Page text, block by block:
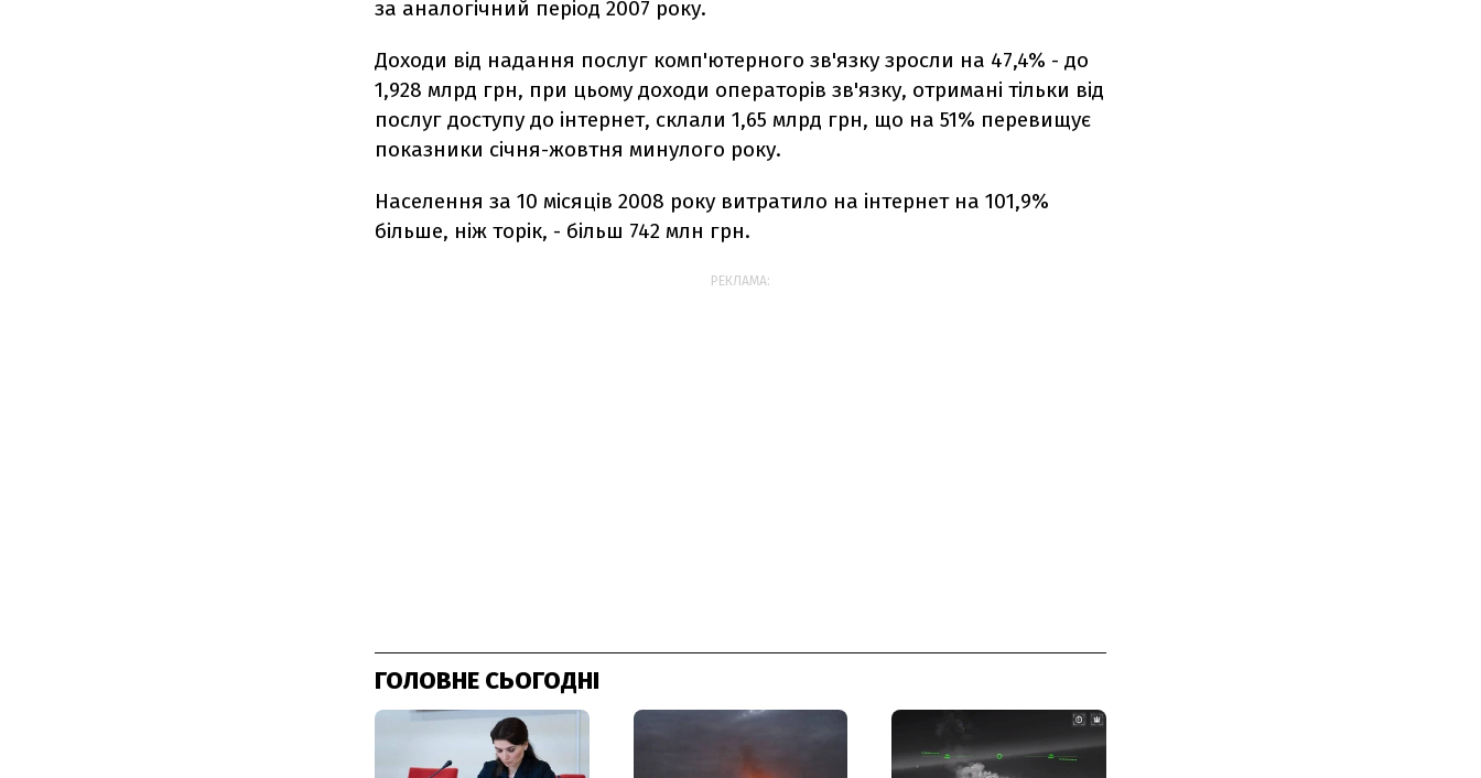
за аналогічний період 2007 року.
Доходи від надання послуг комп'ютерного зв'язку зросли на 47,4% - до
1,928 млрд грн, при цьому доходи операторів зв'язку, отримані тільки від
послуг доступу до інтернет, склали 1,65 млрд грн, що на 51% перевищує
показники січня-жовтня минулого року.
Населення за 10 місяців 2008 року витратило на інтернет на 101,9%
більше, ніж торік, - більш 742 млн грн.
РЕКЛАМА:
ГОЛОВНЕ СЬОГОДНІ